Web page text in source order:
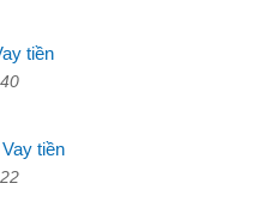
tiền
40
tiền
22